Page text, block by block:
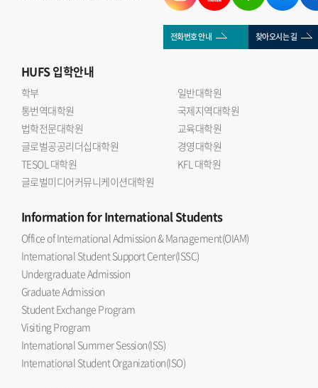
전화번호 안내 찾아오시는 길
HUFS입학안내
학부
일반대학원
통번역대학원
국제지역대학원
법학전문대학원
교육대학원
글로벌공공리더십대학원
경영대학원
TESOL 대학원
KFL 대학원
글로벌미디어커뮤니케이션대학원
Informationfor International Students
Office of International Admission & Management(OIAM)
International Student Support Center(ISSC)
Undergraduate Admission
Graduate Admission
Student Exchange Program
Visiting Program
International Summer Session(ISS)
International Student Organization(ISO)